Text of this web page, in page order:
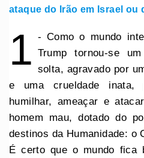
ataque do Irão em Israel ou
1 - Como o mundo
Trump tornou-se
solta, agravado por
e uma crueldade inata,
humilhar, ameaçar e
homem mau, dotado do
destinos da Humanidade: o
É certo que o mundo fica